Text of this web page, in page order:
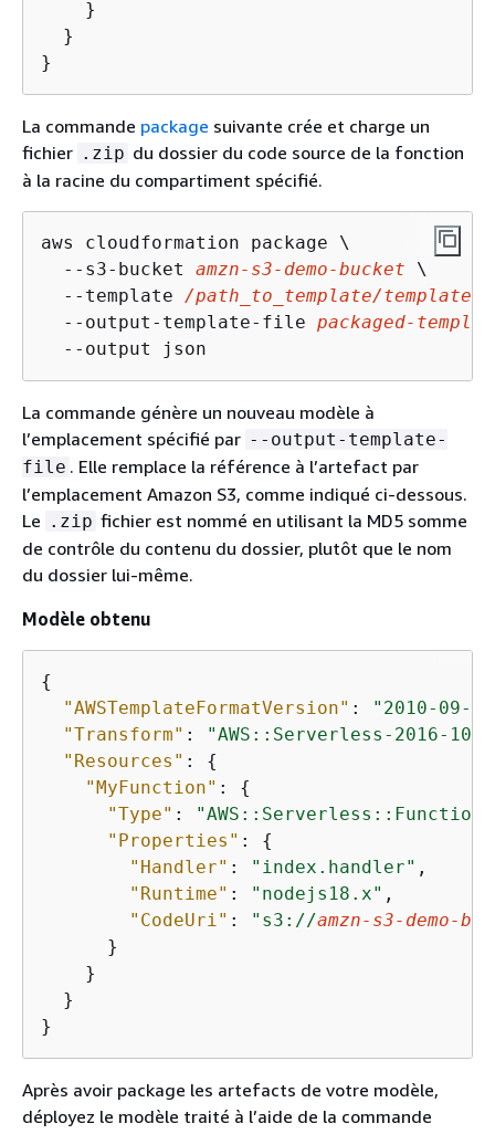
    }
  }
}
La commande package suivante crée et charge un
fichier .zip du dossier du code source de la fonction
à la racine du compartiment spécifié.
aws cloudformation package \
  --s3-bucket
amzn-s3-demo-bucket \
  --template
/path_to_template/
  --output-template-file
packaged-
  --output json
La commande génère un nouveau modèle à
l’emplacement spécifié par --output-template-
file . Elle remplace la référence à l’artefact par
l’emplacement Amazon S3, comme indiqué ci-dessous.
Le .zip fichier est nommé en utilisant la MD5 somme
de contrôle du contenu du dossier, plutôt que le nom
du dossier lui-même.
Modèle obtenu
{
"AWSTemplateFormatVersion" :
"2010-09-
"Transform" :
"AWS::Serverless-2016-10-
"Resources" : {
"MyFunction" : {
"Type" : "AWS::Serverless::Function"
"Properties" : {
"Handler" : "index.handler" ,
"Runtime" : "nodejs18.x" ,
"CodeUri" : "s3://amzn-s3-demo-
      }
    }
  }
}
Après avoir package les artefacts de votre modèle,
déployez le modèle traité à l’aide de la commande